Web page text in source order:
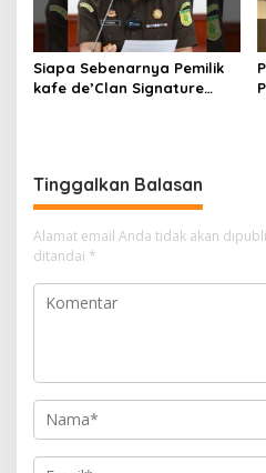
Siapa Sebenarnya Pemilik
kafe de’Clan Signature
Tinggalkan Balasan
Alamat email Anda tidak akan
ditandai *